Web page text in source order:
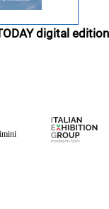
digital edition